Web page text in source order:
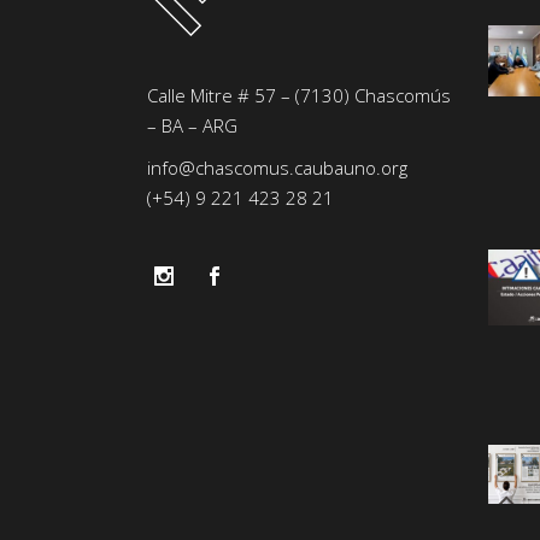
Calle Mitre # 57 – (7130) Chascomús
– BA – ARG
info@chascomus.caubauno.org
(+54) 9 221 423 28 21